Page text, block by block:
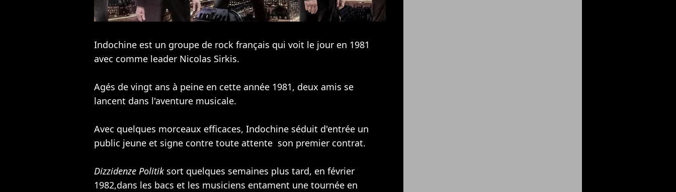
Indochine est un groupe de rock français qui voit le jour en 1981
avec comme leader Nicolas Sirkis.
Agés de vingt ans à peine en cette année 1981, deux amis se
lancent dans l'aventure musicale.
Avec quelques morceaux efficaces, Indochine séduit d'entrée un
public jeune et signe contre toute attente son premier contrat.
Dizzidenze Politik sort quelques semaines plus tard, en février
1982,dans les bacs et les musiciens entament une tournée en